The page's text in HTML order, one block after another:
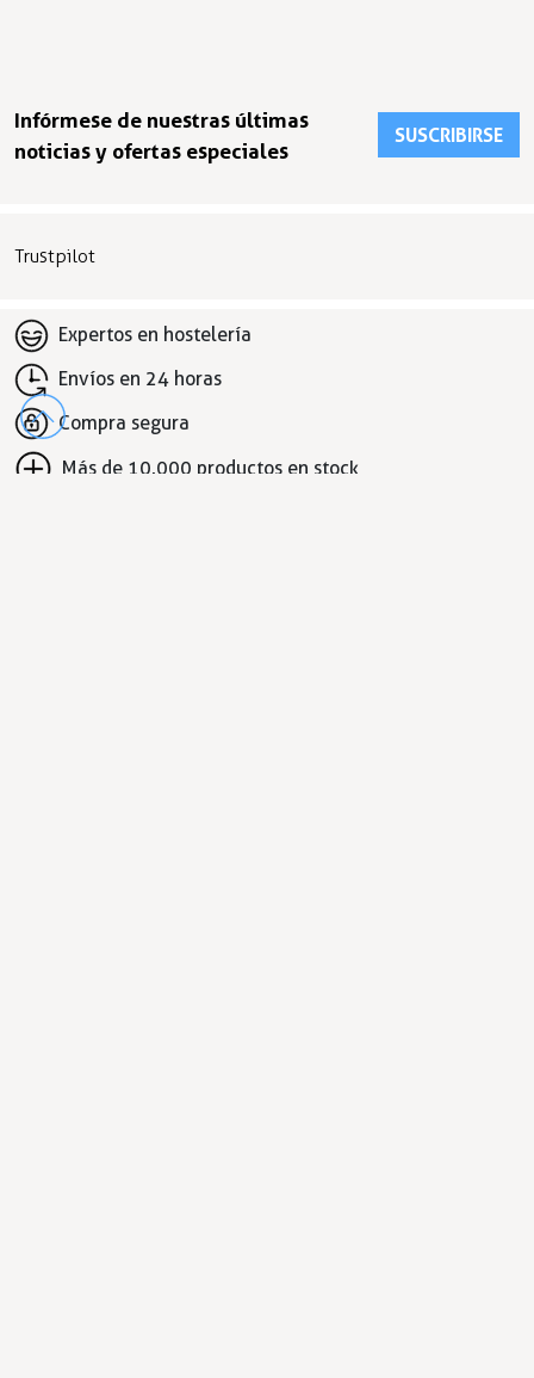
Infórmese de nuestras últimas
noticias y ofertas especiales
SUSCRIBIRSE
Trustpilot
Expertos en hostelería
Envíos en 24 horas
Compra segura
Más de 10.000 productos en stock